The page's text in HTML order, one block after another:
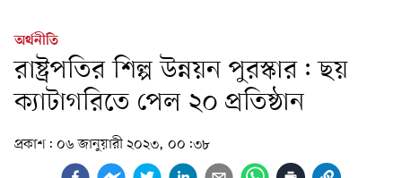
অর্থনীতি
রাষ্ট্রপতির শিল্প উন্নয়ন পুরস্কার: ছয়
ক্যাটাগরিতে পেল ২০ প্রতিষ্ঠান
প্রকাশ: ০৬ জানুয়ারী ২০২৩, ০০:৩৮